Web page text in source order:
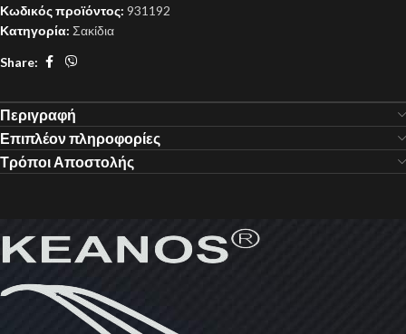
Κωδικός προϊόντος: 931192
Κατηγορία: Σακίδια
Share:
Περιγραφή
Επιπλέον πληροφορίες
Τρόποι Αποστολής